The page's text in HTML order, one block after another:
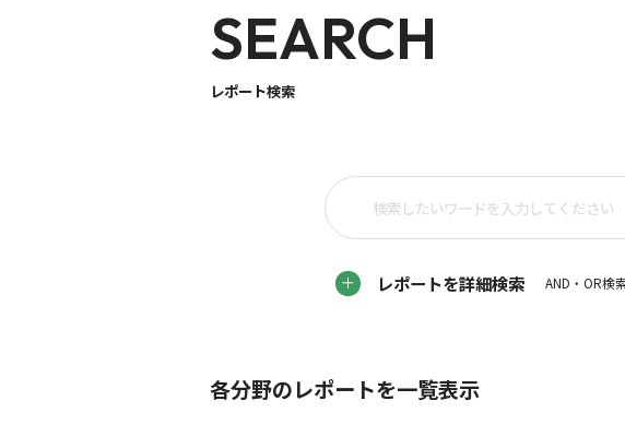
SEARCH
レポート検索
レポートを詳細検索 AND・OR検
各分野のレポートを一覧表示